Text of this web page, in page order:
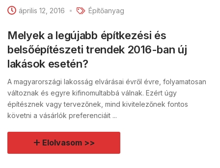
április 12, 2016 Építőanyag
Melyek a legújabb építkezési és
belsőépítészeti trendek 2016-ban új
lakások esetén?
A magyarországi lakosság elvárásai évről évre, folyamatosan
változnak és egyre kifinomultabbá válnak. Ezért úgy
építésznek vagy tervezőnek, mind kivitelezőnek fontos
követni a vásárlók preferenciáit ...
Elolvasom >>